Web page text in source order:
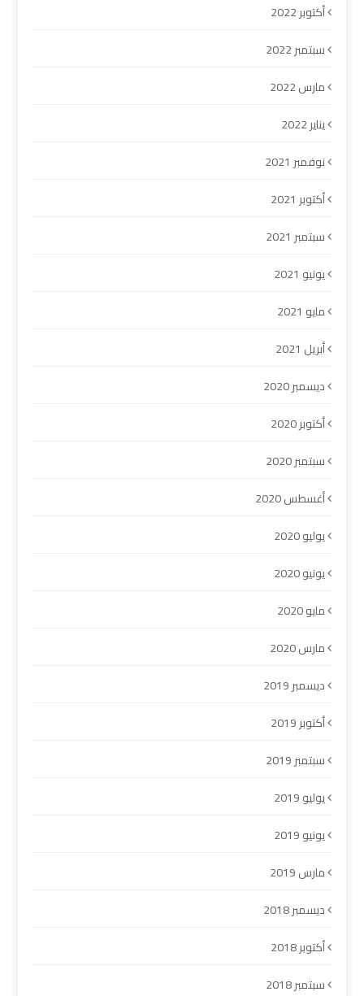
أكتوبر 2022
سبتمبر 2022
مارس 2022
يناير 2022
نوفمبر 2021
أكتوبر 2021
سبتمبر 2021
يونيو 2021
مايو 2021
أبريل 2021
ديسمبر 2020
أكتوبر 2020
سبتمبر 2020
أغسطس 2020
يوليو 2020
يونيو 2020
مايو 2020
مارس 2020
ديسمبر 2019
أكتوبر 2019
سبتمبر 2019
يوليو 2019
يونيو 2019
مارس 2019
ديسمبر 2018
أكتوبر 2018
سبتمبر 2018